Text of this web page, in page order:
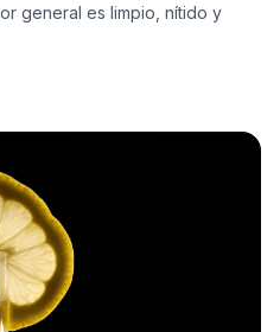
general es limpio, nítido y